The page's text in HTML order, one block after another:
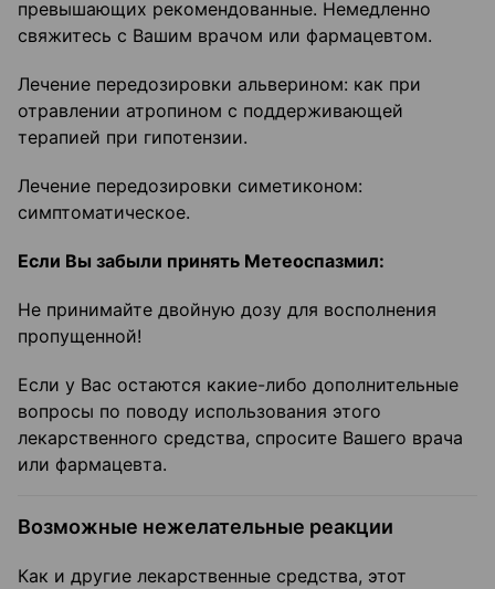
превышающих рекомендованные. Немедленно
свяжитесь с Вашим врачом или фармацевтом.
Лечение передозировки альверином: как при
отравлении атропином с поддерживающей
терапией при гипотензии.
Лечение передозировки симетиконом:
симптоматическое.
Если Вы забыли принять Метеоспазмил:
Не принимайте двойную дозу для восполнения
пропущенной!
Если у Вас остаются какие-либо дополнительные
вопросы по поводу использования этого
лекарственного средства, спросите Вашего врача
или фармацевта.
Возможные нежелательные реакции
Как и другие лекарственные средства, этот